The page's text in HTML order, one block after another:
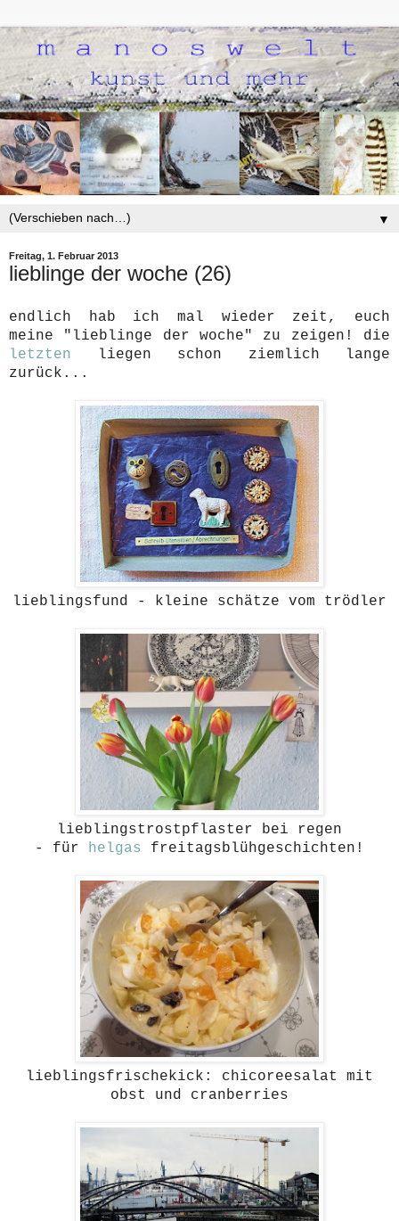
▼
Freitag, 1. Februar 2013
lieblinge der woche (26)
endlich hab ich mal wieder zeit, euch
meine "lieblinge der woche" zu zeigen! die
letzten liegen schon ziemlich lange
zurück...
lieblingsfund - kleine schätze vom trödler
lieblingstrostpflaster bei regen
- für helgas freitagsblühgeschichten!
lieblingsfrischekick: chicoreesalat mit
obst und cranberries